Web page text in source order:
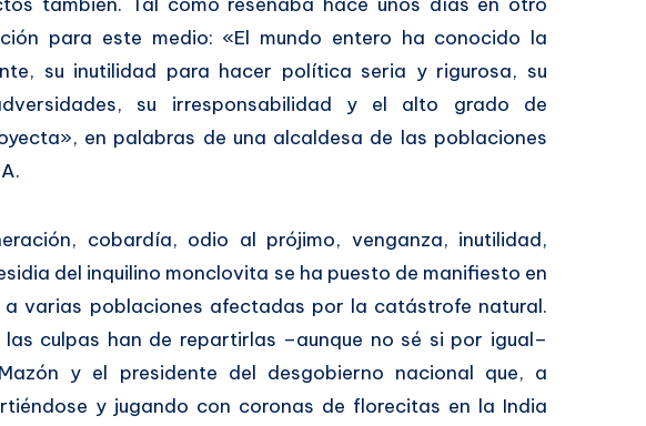
para este medio: «El mundo entero ha conocido la
su inutilidad para hacer política seria y rigurosa, su
su irresponsabilidad y el alto grado de
en palabras de una alcaldesa de las poblaciones
cobardía, odio al prójimo, venganza, inutilidad,
del inquilino monclovita se ha puesto de manifiesto en
a varias poblaciones afectadas por la catástrofe natural.
las culpas han de repartirlas –aunque no sé si por igual–
y el presidente del desgobierno nacional que, a
y jugando con coronas de florecitas en la India